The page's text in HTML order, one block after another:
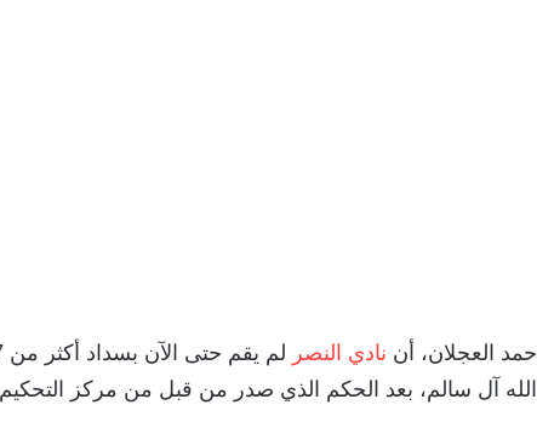
العجلان، أن نادي النصر
آل سالم، بعد الحكم الذي صدر من قبل من مركز التحكيم